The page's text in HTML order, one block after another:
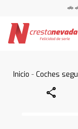
🚗
Inicio -Coches
Share